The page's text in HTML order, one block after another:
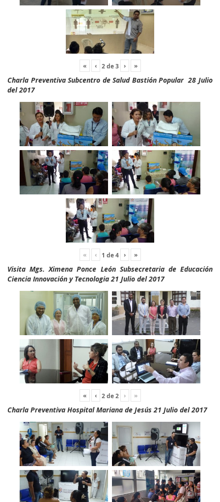
« ‹ 2de3 › »
Charla Preventiva Subcentro de Salud Bastión Popular 28 Julio
del 2017
« ‹ 1 de4 › »
Visita Mgs. Ximena Ponce León Subsecretaria de Educación
Ciencia Innovación y Tecnologia 21 Julio del 2017
« ‹ 2de2 › »
Charla Preventiva Hospital Mariana de Jesús 21 Julio del 2017